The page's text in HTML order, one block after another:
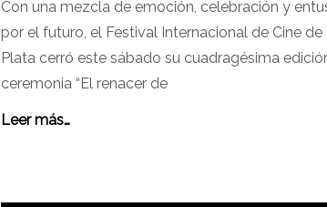
Con una mezcla de emoción, celebración y
por el futuro, el Festival Internacional de Cine de
Plata cerró este sábado su cuadragésima
ceremonia “El renacer de
Leer más…